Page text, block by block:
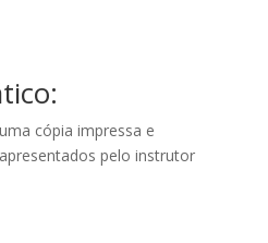
cópia impressa e
pelo instrutor